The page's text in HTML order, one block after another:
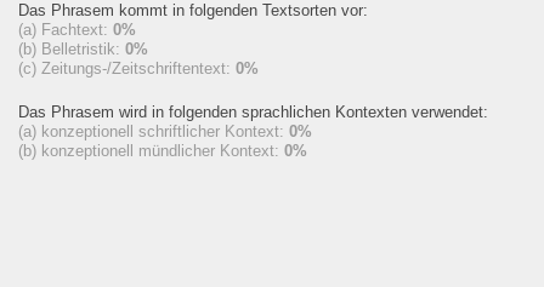
Das Phrasem kommt in folgenden Textsorten vor:
(a) Fachtext: 0%
(b) Belletristik: 0%
(c) Zeitungs-/Zeitschriftentext: 0%
Das Phrasem wird in folgenden sprachlichen Kontexten verwendet:
(a) konzeptionell schriftlicher Kontext: 0%
(b) konzeptionell mündlicher Kontext: 0%